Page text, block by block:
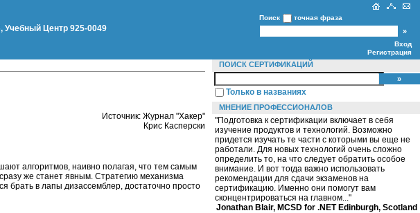
Учебный Центр 925-0049
Поиск точная фраза
Вход
Регистрация
Источник: Журнал "Хакер"
Крис Касперски
алгоритмов, наивно полагая, что тем самым
же станет явным. Стратегию механизма
брать в лапы дизассемблер, достаточно просто
ПОИСК СЕРТИФИКАЦИЙ
Только в названиях
МНЕНИЕ ПРОФЕССИОНАЛОВ
"Подготовка к сертификации включает в себя
изучение продуктов и технологий. Возможно
придется изучать те части с которыми вы еще не
работали. Для новых технологий очень сложно
определить то, на что следует обратить особое
внимание. И вот тогда важно использовать
рекомендации для сдачи экзаменов на
сертификацию. Именно они помогут вам
сконцентрироваться на главном..."
Jonathan Blair, MCSD for .NET Edinburgh, Scotland